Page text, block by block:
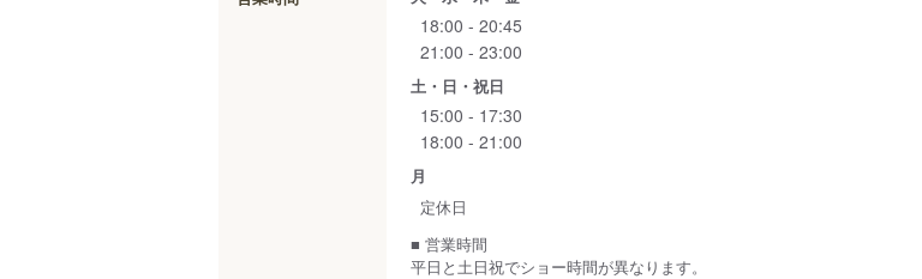
18:00 - 20:45
21:00 - 23:00
土・日・祝日
15:00 - 17:30
18:00 - 21:00
月
定休日
■ 営業時間
平日と土日祝でショー時間が異なります。